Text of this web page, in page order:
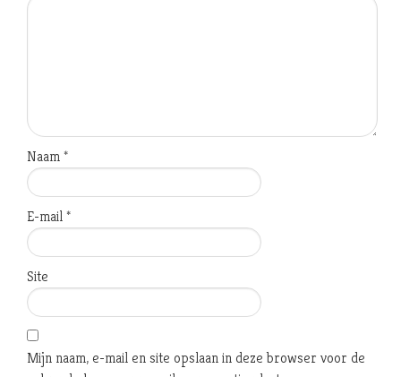
Naam*
E-mail*
Site
Mijn naam, e-mail en site opslaan in deze browser voor de